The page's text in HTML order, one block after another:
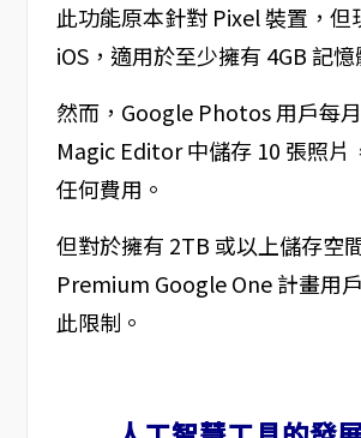
此功能原本針對 Pixel 裝置，但
iOS，適用於至少擁有 4GB 記憶
然而，Google Photos 用戶每
Magic Editor 中儲存 10 張照片
任何費用。
但對於擁有 2TB 或以上儲存空
Premium Google One 計畫用
此限制。